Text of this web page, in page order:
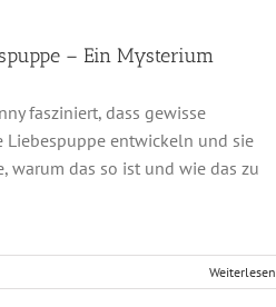
– Ein Mysterium
fasziniert, dass gewisse
Liebespuppe entwickeln und sie
warum das so ist und wie das zu
Weiterlesen